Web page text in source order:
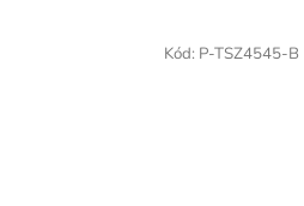
Kód: P-TSZ4545-B